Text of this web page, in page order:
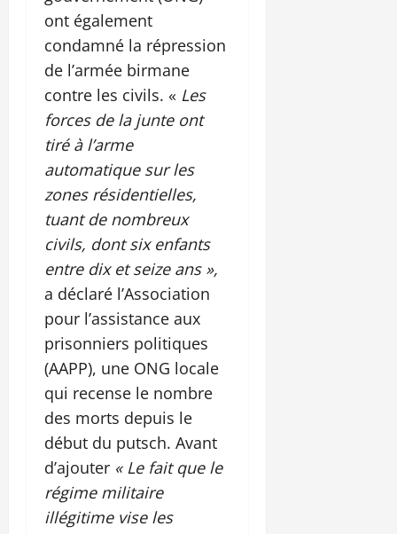
ont également
condamné la répression
de l’armée birmane
contre les civils. « Les
forces de la junte ont
tiré à l’arme
automatique sur les
zones résidentielles,
tuant de nombreux
civils, dont six enfants
entre dix et seize ans »,
a déclaré l’Association
pour l’assistance aux
prisonniers politiques
(AAPP), une ONG locale
qui recense le nombre
des morts depuis le
début du putsch. Avant
d’ajouter « Le fait que le
régime militaire
illégitime vise les